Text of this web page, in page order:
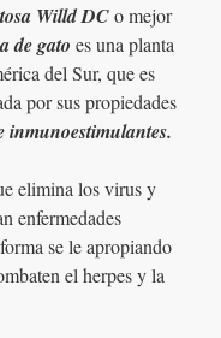
Willd DC o mejor
de gato es una planta
del Sur, que es
por sus propiedades
elimina los virus y
enfermedades
se le apropiando
el herpes y la